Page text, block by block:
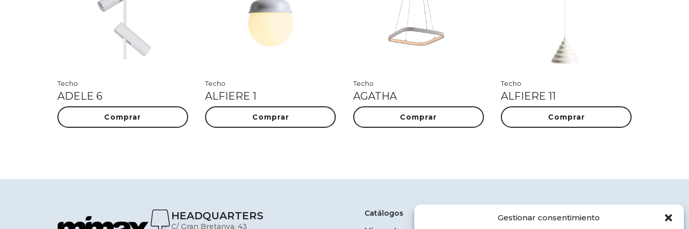
Gestionar consentimiento
Techo
ADELE 6
Comprar
Techo
ALFIERE 1
Comprar
Techo
AGATHA
Comprar
Techo
ALFIERE 11
Comprar
HEADQUARTERS
C/ Gran Bretanya, 43
Catálogos
Aviso legal